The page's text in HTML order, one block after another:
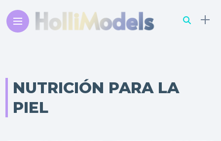
NUTRICIÓN PARA LA
PIEL